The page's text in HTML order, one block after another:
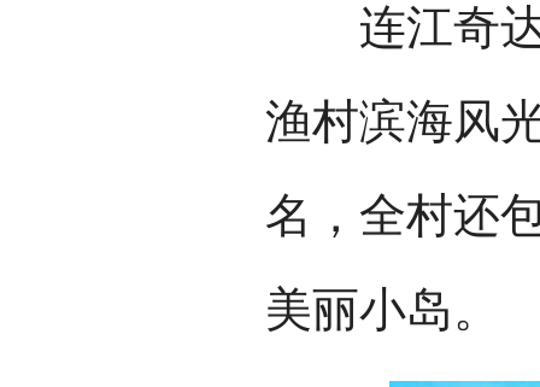
连江奇达
渔村滨海风
名，全村还
美丽小岛。